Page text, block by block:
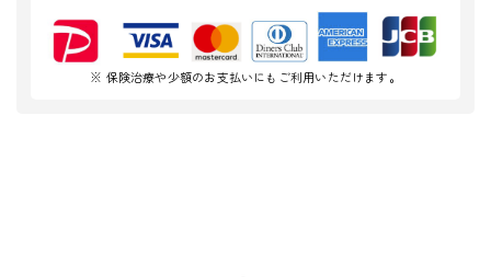
※ 保険治療や少額のお支払いにもご利用いただけます。